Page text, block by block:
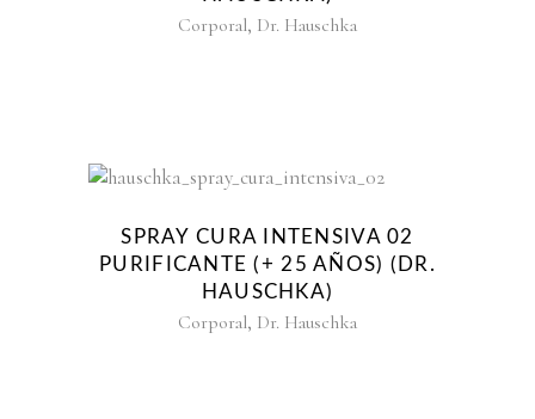
Corporal, Dr. Hauschka
SPRAY CURA INTENSIVA 02
PURIFICANTE (+ 25 AÑOS) (DR.
HAUSCHKA)
Corporal, Dr. Hauschka